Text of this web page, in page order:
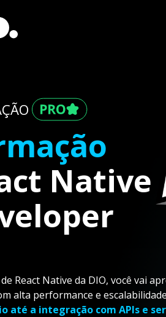
Native
React Native da DIO, você vai
alta performance e
até a integração com APIs e